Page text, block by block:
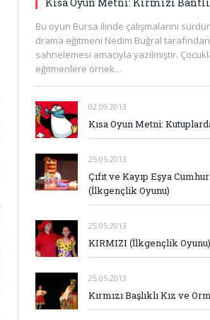
Bu oyun Bursa ilinde çalışmalarını
drama eğitmeni Nedim Buğral
sahnelemesi amacıyla yazılmıştır.
eğitmenlere örnek…
02.09.2013
Kısa Oyun Metni:
25.05.2013
Çıfıt ve Kayıp Eşya
(İlkgençlik Oyunu)
25.05.2013
KIRMIZI (İlkgençlik Oyunu)
25.05.2013
Kırmızı Başlıklı Kız ve